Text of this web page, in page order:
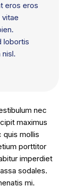
eros eros
vitae
lobortis
nec
maximus
quis mollis
porttitor
imperdiet
sodales.
mi.